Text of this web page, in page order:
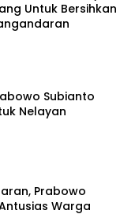
Untuk Bersihkan
Subianto
Nelayan
Prabowo
Warga